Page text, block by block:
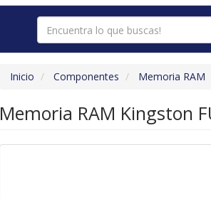
Inicio Componentes Memoria RAM
Memoria RAM Kingston